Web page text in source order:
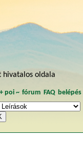
hivatalos oldala
+ poi~ fórum FAQ belépés